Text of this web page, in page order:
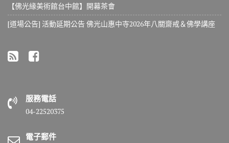
【佛光緣美術館台中館】開幕茶會
[道場公告] 活動延期公告 佛光山惠中寺2026年八關齋戒＆佛學講座
服務電話
04-22520375
電子郵件